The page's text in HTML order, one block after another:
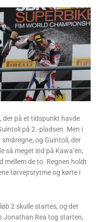
der på et tidspunkt havde
på 2.-pladsen. Men i
og Guintoli, der
så meget ind på Kawa’en,
mellem de to. Regnen holdt
tørvejrsrytme og kørte i
2 skulle startes, og det
Jonathan Rea tog starten,